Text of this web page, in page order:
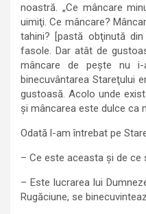
noastră. „Ce mâncare
uimiţi. Ce mâncare?
tahini? [pastă obţinută
fasole. Dar atât de
mâncare de peşte nu i-
binecuvântarea Stareţului
gustoasă. Acolo unde
şi mâncarea este dulce ca
Odată l-am întrebat pe
– Ce este aceasta şi de ce
– Este lucrarea lui
Rugăciune, se